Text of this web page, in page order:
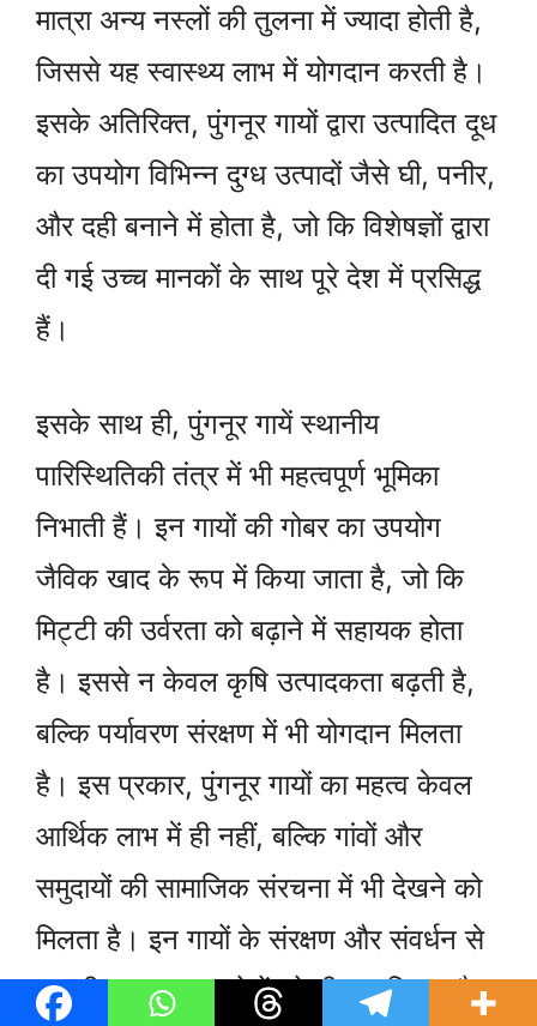
मात्रा अन्य नस्लों की तुलना में ज्यादा होती है,
जिससे यह स्वास्थ्य लाभ में योगदान करती है।
इसके अतिरिक्त, पुंगनूर गायों द्वारा उत्पादित दूध
का उपयोग विभिन्न दुग्ध उत्पादों जैसे घी, पनीर,
और दही बनाने में होता है, जो कि विशेषज्ञों द्वारा
दी गई उच्च मानकों के साथ पूरे देश में प्रसिद्ध
हैं।
इसके साथ ही, पुंगनूर गायें स्थानीय
पारिस्थितिकी तंत्र में भी महत्वपूर्ण भूमिका
निभाती हैं। इन गायों की गोबर का उपयोग
जैविक खाद के रूप में किया जाता है, जो कि
मिट्टी की उर्वरता को बढ़ाने में सहायक होता
है। इससे न केवल कृषि उत्पादकता बढ़ती है,
बल्कि पर्यावरण संरक्षण में भी योगदान मिलता
है। इस प्रकार, पुंगनूर गायों का महत्व केवल
आर्थिक लाभ में ही नहीं, बल्कि गांवों और
समुदायों की सामाजिक संरचना में भी देखने को
मिलता है। इन गायों के संरक्षण और संवर्धन से
स्थानीय सहायक उद्योगों को भी बल मिलता है।